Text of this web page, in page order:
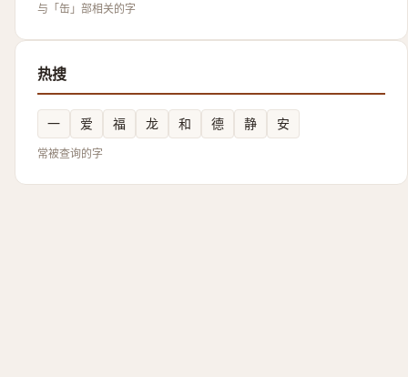
与「缶」部相关的字
热搜
一 爱 福 龙 和 德 静 安
常被查询的字